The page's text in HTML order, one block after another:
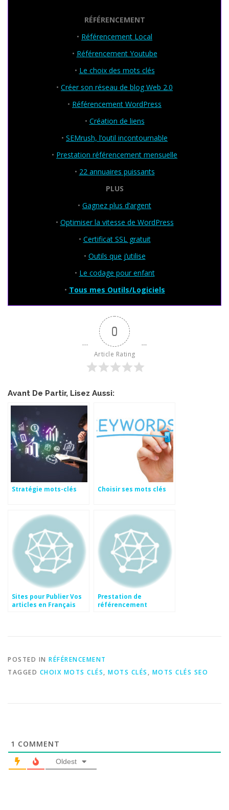
RÉFÉRENCEMENT
• Référencement Local
• Référencement Youtube
• Le choix des mots clés
• Créer son réseau de blog Web 2.0
• Référencement WordPress
• Création de liens
• SEMrush, l’outil incontournable
• Prestation référencement mensuelle
• 22 annuaires puissants
PLUS
• Gagnez plus d’argent
• Optimiser la vitesse de WordPress
• Certificat SSL gratuit
• Outils que j’utilise
• Le codage pour enfant
• Tous mes Outils/Logiciels
0
Article Rating
Avant De Partir, Lisez Aussi:
Stratégie mots-clés Choisir ses mots clés
Sites pour Publier Vos
articles en Français
Prestation de
référencement
POSTED IN RÉFÉRENCEMENT
TAGGED CHOIX MOTS CLÉS, MOTS CLÉS , MOTS CLÉS SEO
1 COMMENT
Oldest